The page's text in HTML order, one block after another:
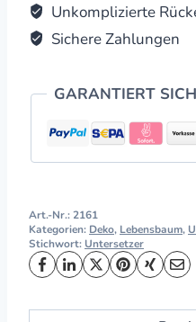
Packung
quantity
Unkomplizierte
Sichere Zahlungen
GARANTIERT
Art.-Nr.:2161
Kategorien: Deko, Lebensbaum,
Stichwort: Untersetzer